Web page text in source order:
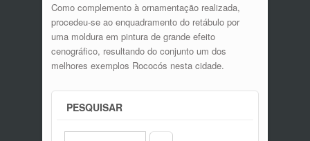
Como complemento à ornamentação realizada,
procedeu-se ao enquadramento do retábulo por
uma moldura em pintura de grande efeito
cenográfico, resultando do conjunto um dos
melhores exemplos Rococós nesta cidade.
PESQUISAR
Procurar